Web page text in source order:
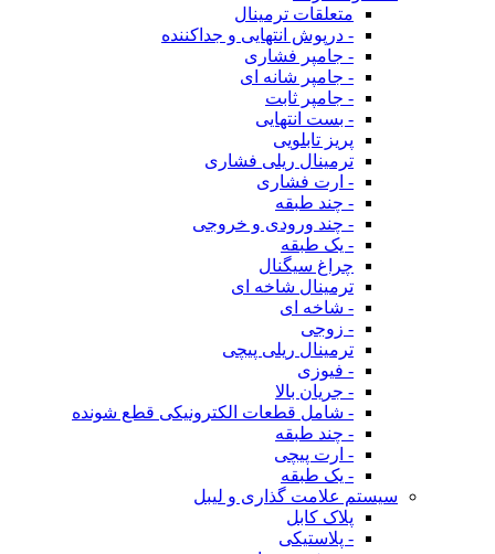
متعلقات ترمینال
- درپوش انتهایی و جداکننده
- جامپر فشاری
- جامپر شانه ای
- جامپر ثابت
- بست انتهایی
پریز تابلویی
ترمینال ریلی فشاری
- ارت فشاری
- چند طبقه
- چند ورودی و خروجی
- یک طبقه
چراغ سیگنال
ترمینال شاخه ای
- شاخه ای
- زوجی
ترمینال ریلی پیچی
- فیوزی
- جریان بالا
- شامل قطعات الکترونیکی قطع شونده
- چند طبقه
- ارت پیچی
- یک طبقه
سیستم علامت گذاری و لیبل
پلاک کابل
- پلاستیکی